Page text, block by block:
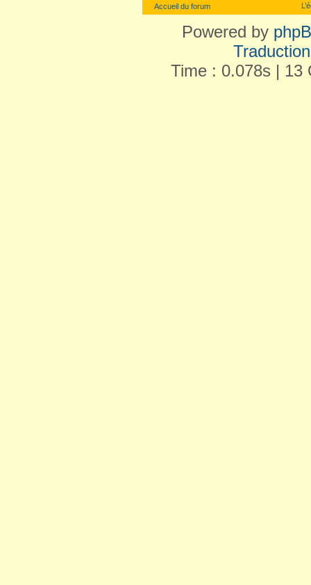
Accueil du forum
Powered by
Time : 0.078s | 13